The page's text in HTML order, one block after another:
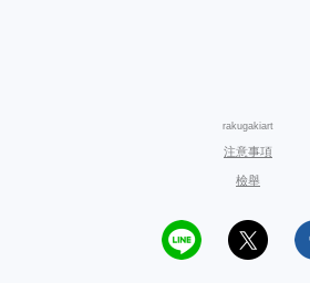
rakugakiart
注意事項
檢舉